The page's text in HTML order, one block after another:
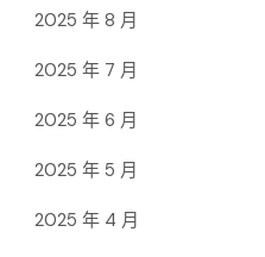
2025 年 8 月
2025 年 7 月
2025 年 6 月
2025 年 5 月
2025 年 4 月